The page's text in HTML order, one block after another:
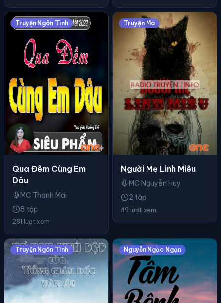
Truyện Ngôn Tình
Qua Đêm Cùng Em
Dâu
MC Thanh Mai
8 tập
281 lượt xem
Truyện Ma
Người Mẹ Linh Miêu
MC Nguyễn Huy
2 tập
49 lượt xem
Truyện Ngôn Tình Nguyễn Ngọc Ngạn